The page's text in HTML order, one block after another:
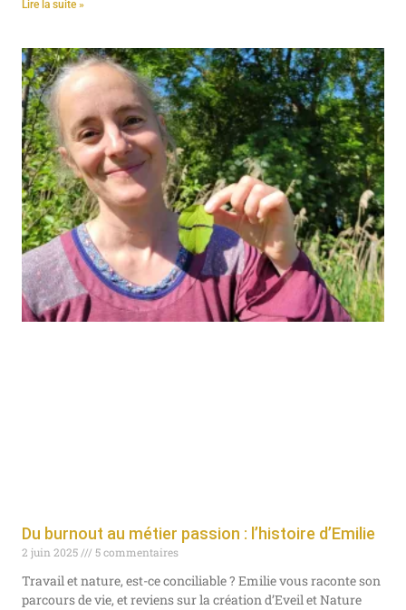
Lire la suite »
Du burnout au métier passion : l’histoire d’Emilie
2 juin 2025 5 commentaires
Travail et nature, est-ce conciliable ? Emilie vous raconte son
parcours de vie, et reviens sur la création d’Eveil et Nature